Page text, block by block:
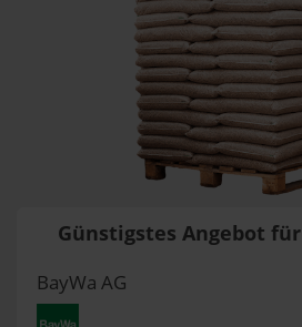
Günstigstes Angebot für
BayWa AG